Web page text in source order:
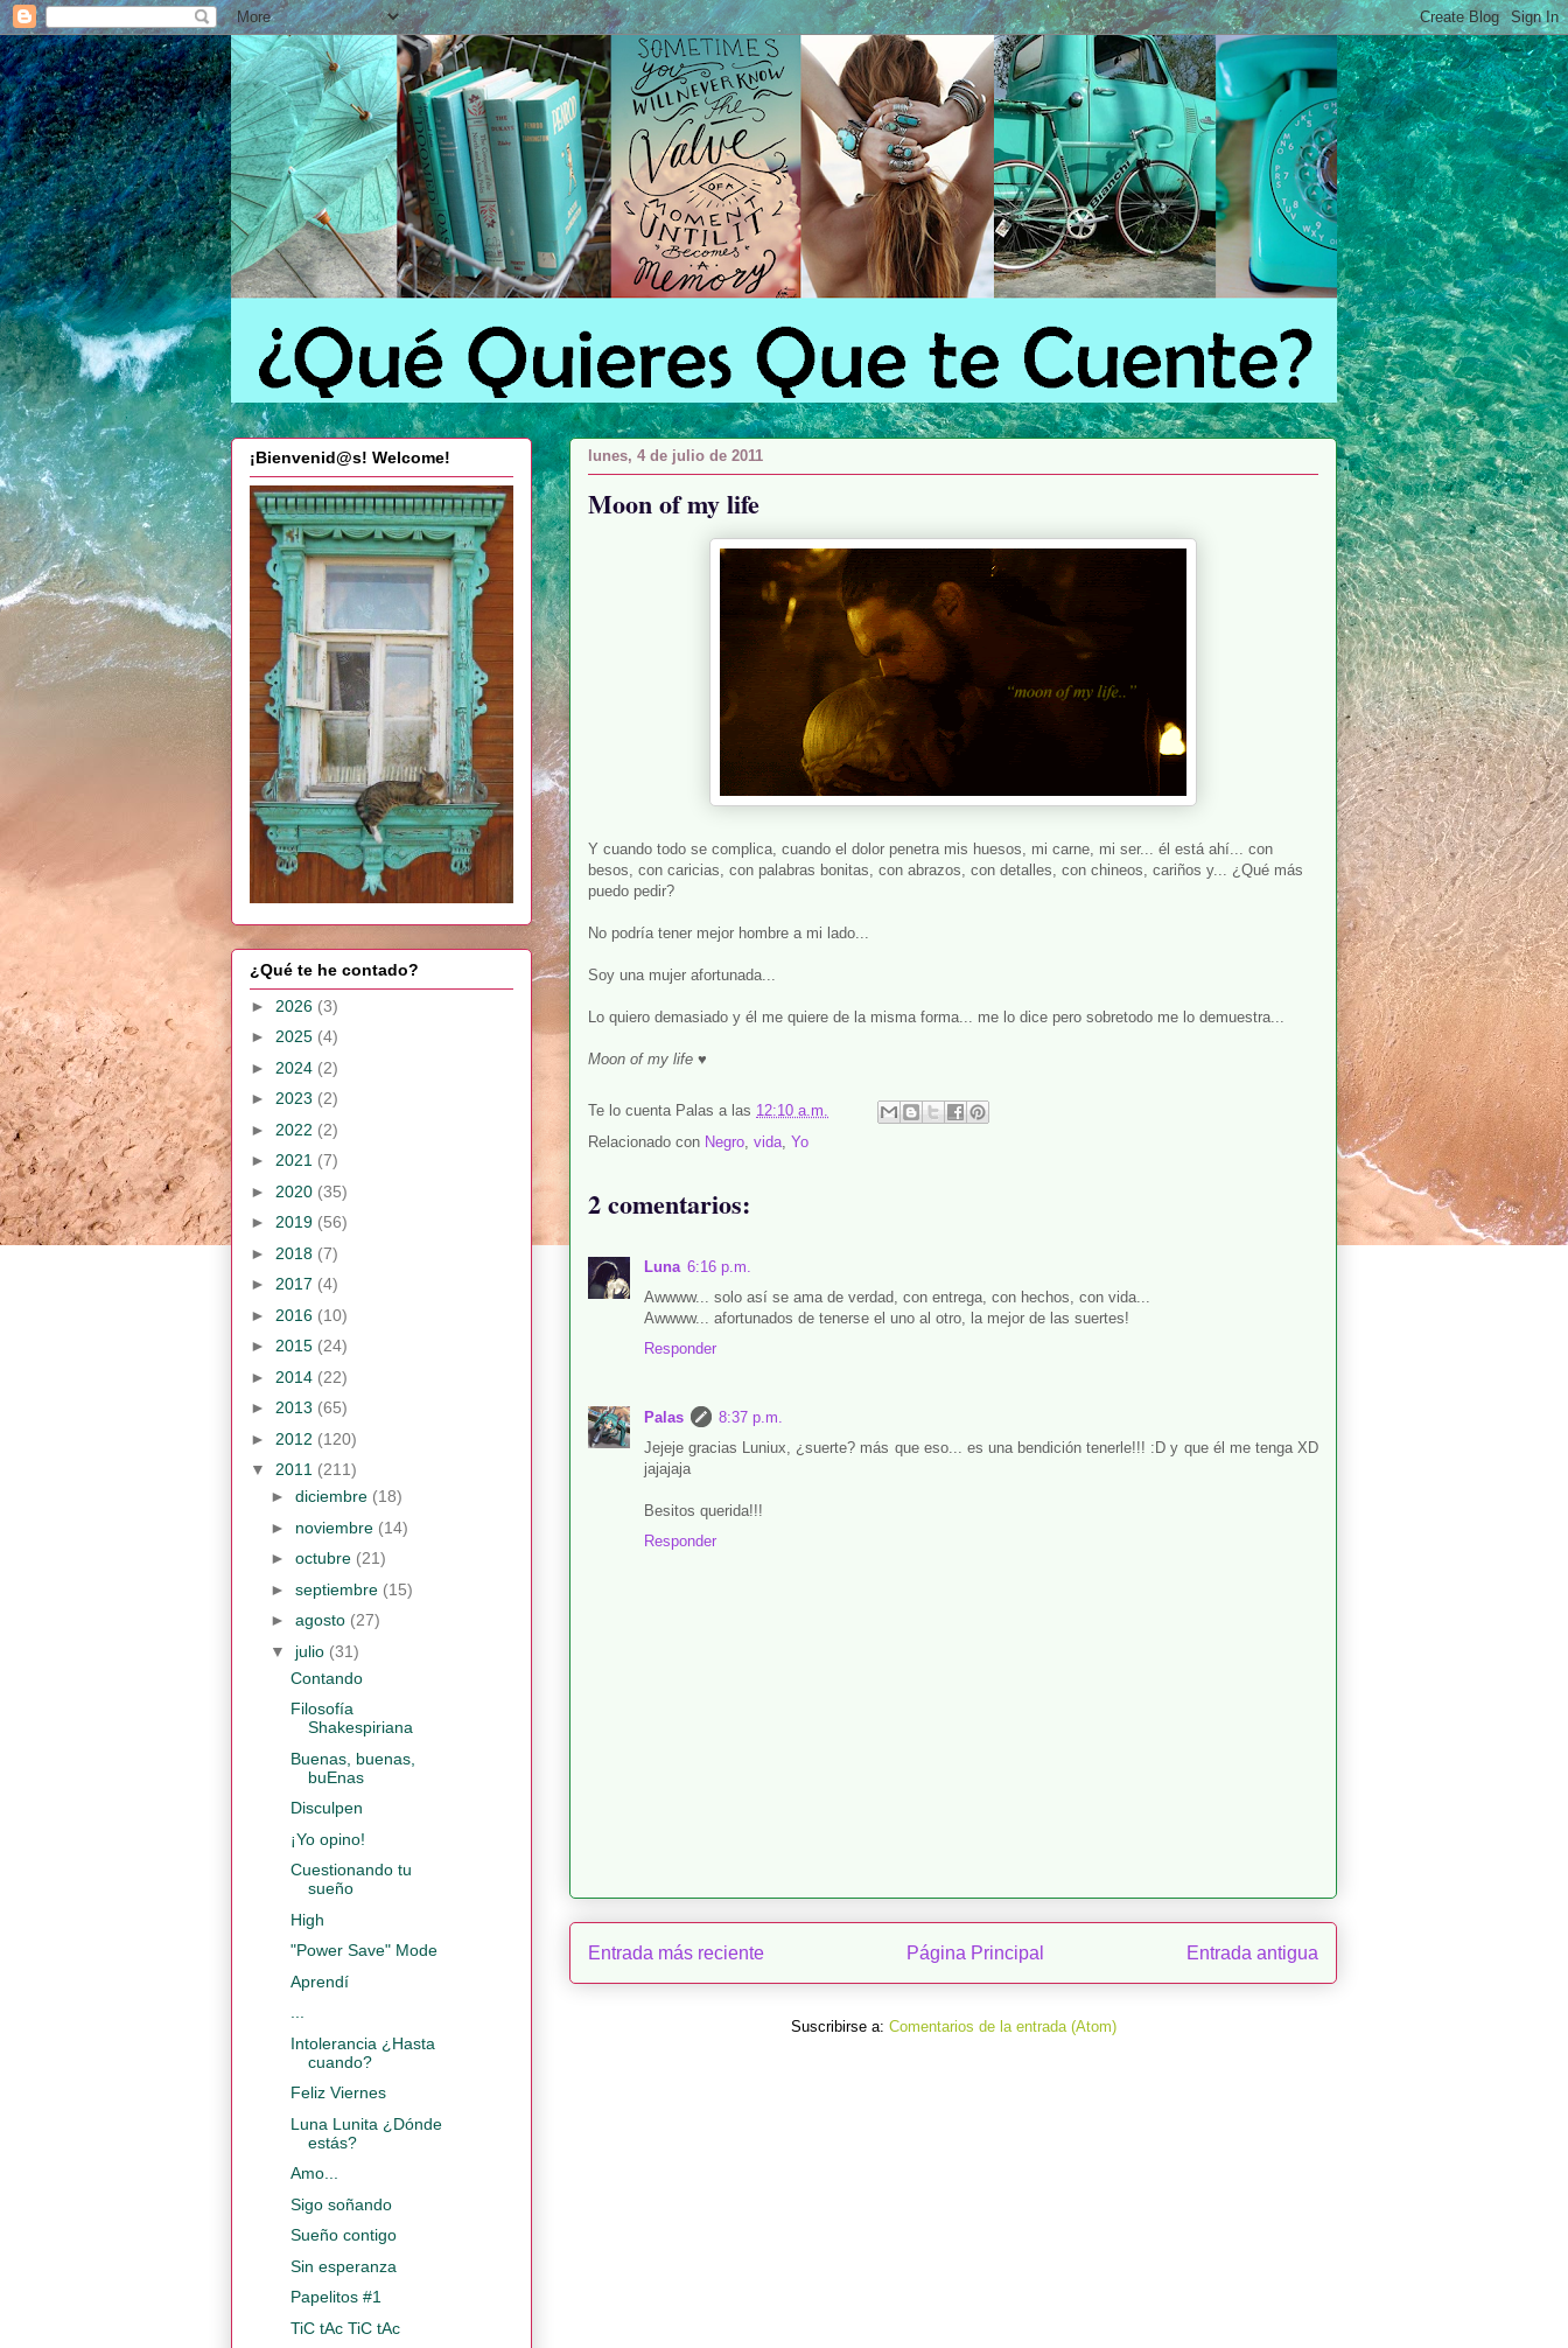
lunes, 4 de julio de 2011
Moon of my life
Y cuando todo se complica, cuando el dolor penetra mis huesos, mi carne, mi ser... él está ahí... con
besos, con caricias, con palabras bonitas, con abrazos, con detalles, con chineos, cariños y... ¿Qué más
puedo pedir?
No podría tener mejor hombre a mi lado...
Soy una mujer afortunada...
Lo quiero demasiado y él me quiere de la misma forma... me lo dice pero sobretodo me lo demuestra...
Moon of my life ♥
Te lo cuenta Palas a las 12:10 a.m.
Relacionado con Negro, vida, Yo
2 comentarios:
Luna 6:16 p.m.
Awwww... solo así se ama de verdad, con entrega, con hechos, con vida...
Awwww... afortunados de tenerse el uno al otro, la mejor de las suertes!
Responder
Palas
8:37 p.m.
Jejeje gracias Luniux, ¿suerte? más que eso... es una bendición tenerle!!! :D y que él me tenga XD
jajajaja
Besitos querida!!!
Responder
Entrada más reciente Entrada antigua
Página Principal
Suscribirse a: Comentarios de la entrada (Atom)
¡Bienvenid@s! Welcome!
¿Qué te he contado?
► 2026 (3)
► 2025 (4)
► 2024 (2)
► 2023 (2)
► 2022 (2)
► 2021 (7)
► 2020 (35)
► 2019 (56)
► 2018 (7)
► 2017 (4)
► 2016 (10)
► 2015 (24)
► 2014 (22)
► 2013 (65)
► 2012 (120)
▼ 2011 (211)
► diciembre (18)
► noviembre (14)
► octubre (21)
► septiembre (15)
► agosto (27)
▼ julio (31)
Contando
Filosofía
Shakespiriana
Buenas, buenas,
buEnas
Disculpen
¡Yo opino!
Cuestionando tu
sueño
High
"Power Save" Mode
Aprendí
...
Intolerancia ¿Hasta
cuando?
Feliz Viernes
Luna Lunita ¿Dónde
estás?
Amo...
Sigo soñando
Sueño contigo
Sin esperanza
Papelitos #1
TiC tAc TiC tAc